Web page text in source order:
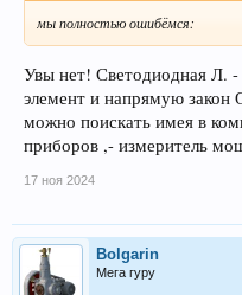
мы полностью ошибёмся:
Увы нет! Светодиодная Л.
элемент и напрямую
можно поискать имея в
приборов ,- измеритель
17 ноя 2024
Bolgarin
Мега гуру